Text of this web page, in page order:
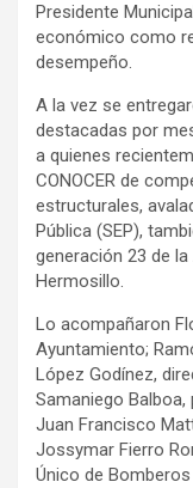
Presidente
económico como
desempeño.
A la vez se
destacadas por
a quienes
CONOCER de
estructurales,
Pública (SEP),
generación 23 de
Hermosillo.
Lo acompañaron
Ayuntamiento;
López Godínez,
Samaniego
Juan Francisco
Jossymar Fierro
Único de